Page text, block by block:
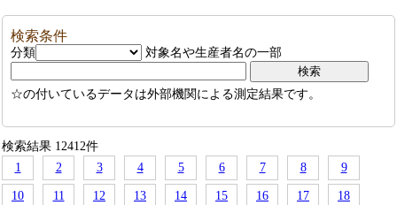
検索条件
分類 対象名や生産者名の一部
☆の付いているデータは外部機関による測定結果です。
検索結果 12412件
1
2 3 4 5 6 7 8 9
10 11 12 13 14 15 16 17 18